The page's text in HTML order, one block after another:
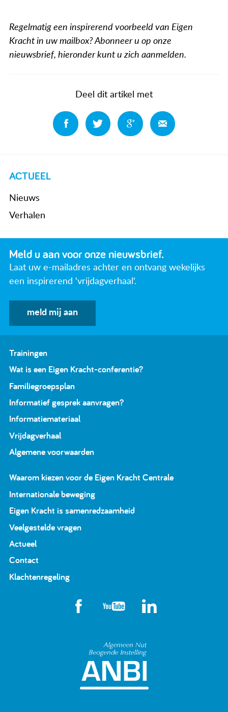
ACTUEEL
Nieuws
Verhalen
Regelmatig een inspirerend voorbeeld van Eigen
Kracht in uw mailbox? Abonneer u op onze
nieuwsbrief, hieronder kunt u zich aanmelden.
Deel dit artikel met
Deel Deel Deel
Meld u aan voor onze nieuwsbrief.
Laat uw e-mailadres achter en ontvang wekelijks
een inspirerend 'vrijdagverhaal'.
meld mij aan
Trainingen
Wat is een Eigen Kracht-conferentie?
Familiegroepsplan
Informatief gesprek aanvragen?
Informatiemateriaal
Vrijdagverhaal
Algemene voorwaarden
Waarom kiezen voor de Eigen Kracht Centrale
Internationale beweging
Eigen Kracht is samenredzaamheid
Veelgestelde vragen
Actueel
Contact
Klachtenregeling